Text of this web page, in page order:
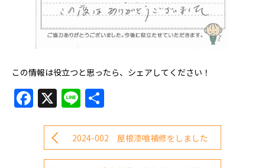
この情報は役立つと思ったら、シェアしてください！
Facebook
X Line
2024-002 屋根漆喰補修をしました